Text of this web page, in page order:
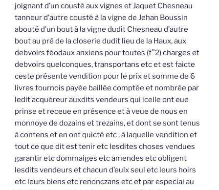
joignant d’un cousté aux vignes et Jaquet Chesneau
tanneur d’autre cousté à la vigne de Jehan Boussin
abouté d’un bout à la vigne dudit Chesneau d’autre
bout au pré de la closerie dudit lieu de la Haux, aux
debvoirs féodaux anxiens pour toutes (f°2) charges et
debvoirs quelconques, transportans etc et est faicte
ceste présente vendition pour le prix et somme de 6
livres tournois payée baillée comptée et nombrée par
ledit acquéreur auxdits vendeurs qui icelle ont eue
prinse et receue en présence et à veue de nous en
monnoye de dozains et trezains, et dont se sont tenus
à contens et en ont quicté etc ; à laquelle vendition et
tout ce que dit est tenir etc lesdites choses vendues
garantir etc dommaiges etc amendes etc obligent
lesdits vendeurs et chacun d’eulx seul etc leurs hoirs
etc leurs biens etc renonczans etc et par especial au